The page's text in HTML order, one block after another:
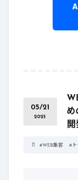
05/21
2025
め
#WEB集客 #ト